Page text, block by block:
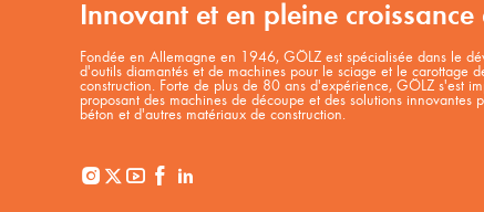
Innovant et en pleine
Fondée en Allemagne en 1946, GÖLZ est spécialisée dans le
d'outils diamantés et de machines pour le sciage et le carottage
construction. Forte de plus de 80 ans d'expérience, GÖLZ s'est
proposant des machines de découpe et des solutions innovantes
béton et d'autres matériaux de construction.